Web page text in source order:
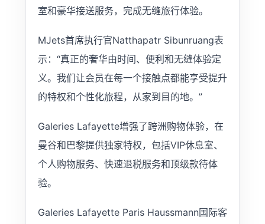
室和豪华接送服务，完成无缝旅行体验。
MJets首席执行官Natthapatr Sibunruang表
示：“真正的奢华由时间、便利和无缝体验定
义。我们让会员在每一个接触点都能享受提升
的特权和个性化旅程，从家到目的地。”
Galeries Lafayette增强了跨洲购物体验，在
曼谷和巴黎提供独家特权，包括VIP休息室、
个人购物服务、快速退税服务和顶级款待体
验。
Galeries Lafayette Paris Haussmann国际客